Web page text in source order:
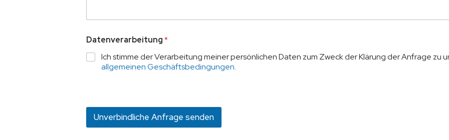
Datenverarbeitung*
Ich stimme der Verarbeitung meiner persönlichen Daten zum Zweck der Klärung der Anfrage zu
allgemeinen Geschäftsbedingungen.
Unverbindliche Anfrage senden